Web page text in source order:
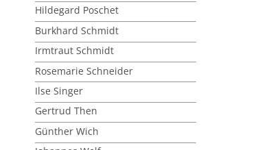
Hildegard Poschet
Burkhard Schmidt
Irmtraut Schmidt
Rosemarie Schneider
Ilse Singer
Gertrud Then
Günther Wich